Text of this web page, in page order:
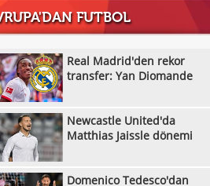
Trabzonspor Muhammed Salah'ın
uzattı
Trendyol 1. Lig sezonun ilk hafta
açıklandı
Denizli İdmanyurdu'ndan orta saha
Muğlaspor, Akil'i yine kiraladı
Somaspor'da transfer sürüyor
FUTBOL
Real Madrid'den rekor
transfer: Yan Diomande
Newcastle United'da
Matthias Jaissle dönemi
Domenico Tedesco'dan